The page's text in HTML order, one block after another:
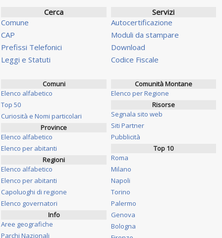
Cerca
Comune
CAP
Prefissi Telefonici
Leggi e Statuti
Servizi
Autocertificazione
Moduli da stampare
Download
Codice Fiscale
Comuni
Elenco alfabetico
Top 50
Curiosità e Nomi particolari
Province
Elenco alfabetico
Elenco per abitanti
Regioni
Elenco alfabetico
Elenco per abitanti
Capoluoghi di regione
Elenco governatori
Info
Aree geografiche
Parchi Nazionali
Comunità Montane
Elenco per Regione
Risorse
Segnala sito web
Siti Partner
Pubblicità
Top 10
Roma
Milano
Napoli
Torino
Palermo
Genova
Bologna